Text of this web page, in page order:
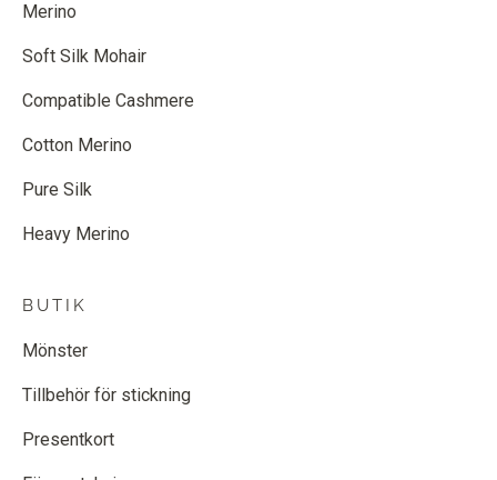
Merino
Soft Silk Mohair
Compatible Cashmere
Cotton Merino
Pure Silk
Heavy Merino
BUTIK
Mönster
Tillbehör för stickning
Presentkort